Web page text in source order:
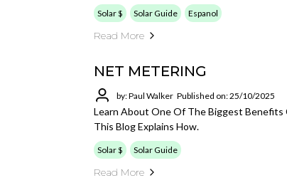
Solar $ Solar Guide Espanol
Read More
NET METERING
by: Paul Walker Published on: 25/10/2025
Learn About One Of The Biggest Benefits
This Blog Explains How.
Solar $ Solar Guide
Read More